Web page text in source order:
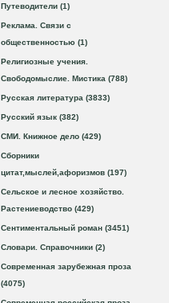
Путеводители (1)
Реклама. Связи с
общественностью (1)
Религиозные учения.
Свободомыслие. Мистика (788)
Русская литература (3833)
Русский язык (382)
СМИ. Книжное дело (429)
Сборники
цитат,мыслей,афоризмов (197)
Сельское и лесное хозяйство.
Растениеводство (429)
Сентиментальный роман (3451)
Словари. Справочники (2)
Современная зарубежная проза
(4075)